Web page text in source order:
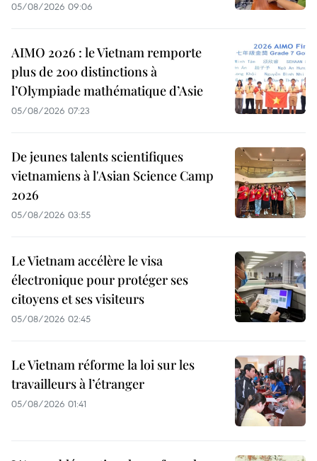
05/08/2026 09:06
AIMO 2026 : le Vietnam remporte
plus de 200 distinctions à
l’Olympiade mathématique d’Asie
05/08/2026 07:23
De jeunes talents scientifiques
vietnamiens à l'Asian Science Camp
2026
05/08/2026 03:55
Le Vietnam accélère le visa
électronique pour protéger ses
citoyens et ses visiteurs
05/08/2026 02:45
Le Vietnam réforme la loi sur les
travailleurs à l’étranger
05/08/2026 01:41